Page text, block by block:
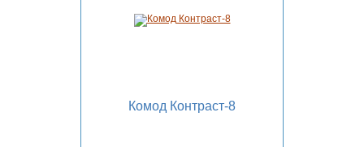
Комод Контраст-8